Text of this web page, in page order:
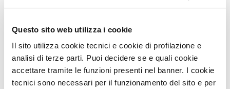
Questo sito web utilizza i cookie
Il sito utilizza cookie tecnici e cookie di profilazione e
analisi di terze parti. Puoi decidere se e quali cookie
accettare tramite le funzioni presenti nel banner. I cookie
tecnici sono necessari per il funzionamento del sito e per